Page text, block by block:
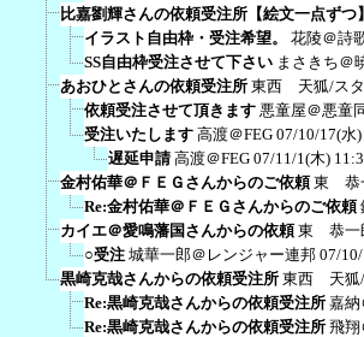
比嘉劉輝さんの依頼受注所【絵文一点ずつ】
イラスト自由枠・受注希望。
花陵＠詩
SS自由枠受注させて下さい まさきち＠
あおひとさんの依頼受注所 東西 天狐/ス
依頼受注させて頂きます 悪童屋＠悪童
受注いたします 高渡＠FEG 07/10/17(水)
遅延申請 高渡＠FEG 07/11/1(木)
金村佑華＠ＦＥＧさんからのご依頼 東 恭
Re:金村佑華＠ＦＥＧさんからのご依頼
カイエ＠愛鳴藩国さんからの依頼 東 恭一
○受注 城華一郎＠レンジャー連邦 07/
黒崎克哉さんからの依頼受注所 東西 天狐/
Re:黒崎克哉さんからの依頼受注所 嘉納
Re:黒崎克哉さんからの依頼受注所 飛翔